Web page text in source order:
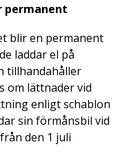
permanent
blir en permanent
laddar el på
tillhandahåller
om lättnader vid
enligt schablon
sin förmånsbil vid
den 1 juli